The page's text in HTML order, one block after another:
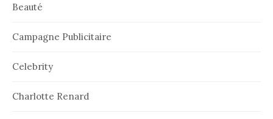
Beauté
Campagne Publicitaire
Celebrity
Charlotte Renard